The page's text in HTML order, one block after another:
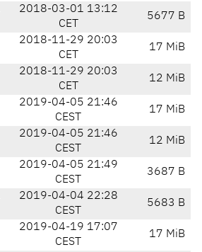
2018-03-01 13:12
CET
5677 B
2018-11-29 20:03
CET
17 MiB
2018-11-29 20:03
CET
12 MiB
2019-04-05 21:46
CEST
17 MiB
2019-04-05 21:46
CEST
12 MiB
2019-04-05 21:49
CEST
3687 B
2019-04-04 22:28
CEST
5683 B
2019-04-19 17:07
CEST
17 MiB